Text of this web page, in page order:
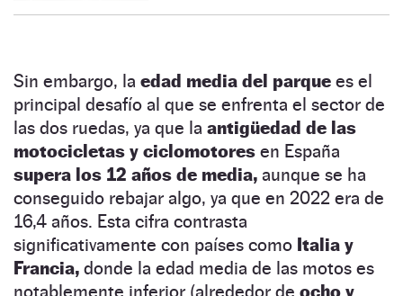
Sin embargo, la edad media del parque es el
principal desafío al que se enfrenta el sector de
las dos ruedas, ya que la antigüedad de las
motocicletas y ciclomotores en España
supera los 12 años de media, aunque se ha
conseguido rebajar algo, ya que en 2022 era de
16,4 años. Esta cifra contrasta
significativamente con países como Italia y
Francia, donde la edad media de las motos es
notablemente inferior (alrededor de ocho y